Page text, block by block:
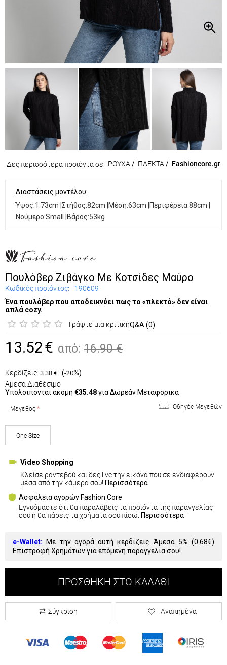
Δες περισσότερα προϊόντα σε: ΡΟΥΧΑ / ΠΛΕΚΤΑ / Fashioncore.gr
Διαστάσεις μοντέλου:
Ύψος:1.73cm |Στήθος:82cm |Μέση:63cm |Περιφέρεια:88cm |
Νούμερο:Small |Βάρος:53kg
Πουλόβερ Ζιβάγκο Με Κοτσίδες Μαύρο
Κωδικός προϊόντος:
190609
Ένα πουλόβερ που αποδεικνύει πως το «πλεκτό» δεν είναι
απλά cozy.
Γράψτε μια κριτικήQ&A (0)
13.52€ από: 16.90 €
Κερδίζεις: 3.38 € (-20%)
Άμεσα Διαθέσιμο
Υπολοιπονται ακομη €35.48για Δωρεάν Μεταφορικά
Οδηγός Μεγεθών
Μέγεθος
One Size
Video Shopping
Κλείσε ραντεβού και δες live την εικόνα που σε ενδιαφέρουν
μέσα από την κάμερα σου! Περισσότερα
Ασφάλεια αγορών Fashion Core
Εγγυόμαστε ότι θα παραλάβεις τα προϊόντα της παραγγελίας
σου ή θα πάρεις τα χρήματα σου πίσω. Περισσότερα
e-Wallet: Με την αγορά αυτή κερδίζεις Άμεσα 5% (0.68€)
Επιστροφή Χρημάτων για επόμενη παραγγελία σου!
ΠΡΟΣΘΉΚΗ ΣΤΟ ΚΑΛΆΘΙ
Σύγκριση Αγαπημένα